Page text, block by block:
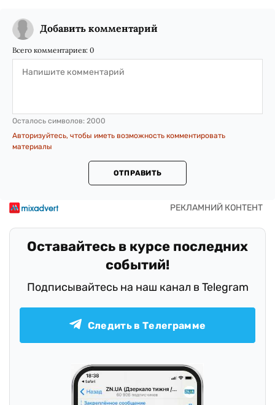
Добавить комментарий
Всего комментариев: 0
Осталось символов: 2000
Авторизуйтесь, чтобы иметь возможность комментировать
материалы
ОТПРАВИТЬ
Оставайтесь в курсе последних
событий!
Подписывайтесь на наш канал в Telegram
Следить в Телеграмме